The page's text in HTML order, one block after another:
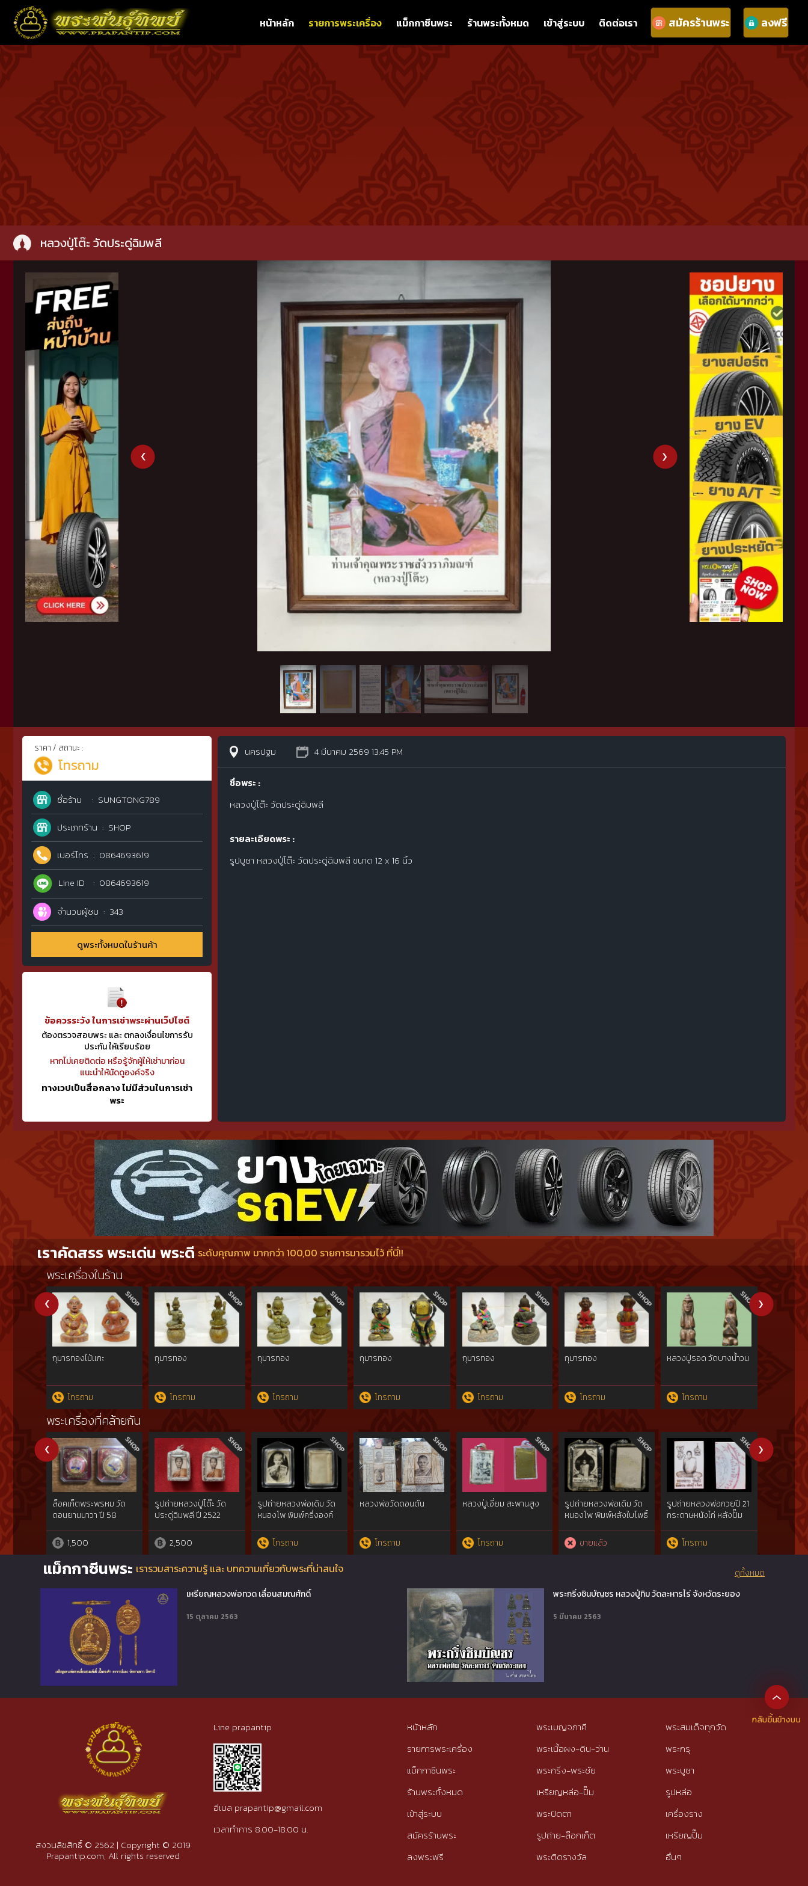
หน้าหลัก รายการพระเครื่อง แม็กกาซีนพระ ร้านพระทั้งหมด เข้าสู่ระบบ ติดต่อเรา สมัครร้านพระ ลงฟรี
หลวงปู่โต๊ะ วัดประดู่ฉิมพลี
ราคา / สถานะ :
โทรถาม
ชื่อร้าน
SUNGTONG789
ประเภทร้าน
SHOP
เบอร์โทร
0864693619
Line ID
0864693619
จำนวนผู้ชม 343
ดูพระทั้งหมดในร้านค้า
ข้อควรระวัง ในการเช่าพระผ่านเว็ปไซต์
ต้องตรวจสอบพระ และ ตกลงเงื่อนไขการรับ
ประกัน ให้เรียบร้อย
หากไม่เคยติดต่อ หรือรู้จักผู้ให้เช่ามาก่อน
แนะนำให้นัดดูองค์จริง
ทางเวปเป็นสื่อกลาง ไม่มีส่วนในการเช่า
พระ
นครปฐม 4 มีนาคม 2569 13:45 PM
ชื่อพระ :
หลวงปู่โต๊ะ วัดประดู่ฉิมพลี
รายละเอียดพระ :
รูปบูชา หลวงปู่โต๊ะ วัดประดู่ฉิมพลี ขนาด 12 x 16 นิ้ว
เราคัดสรร พระเด่น พระดี ระดับคุณภาพ มากกว่า 100,00 รายการมารวมไว้ ที่นี่!!
พระเครื่องในร้าน
กุมารทองไม้เเกะ
โทรถาม
กุมารทอง
โทรถาม
กุมารทอง
โทรถาม
กุมารทอง
โทรถาม
กุมารทอง
โทรถาม
กุมารทอง
โทรถาม
หลวงปู่รอด วัดบางน้ำวน
โทรถาม โทรถ
พระเครื่องที่คล้ายกัน
ล็อคเก็ตพระพรหม วัด
ดอนยานนาวา ปี 58
1,500
รูปถ่ายหลวงปู่โต๊ะ วัด
ประดู่ฉิมพลี ปี 2522
2,500
รูปถ่ายหลวงพ่อเดิม วัด
หนองโพ พิมพ์ครึ่งองค์
โทรถาม
หลวงพ่อวัดดอนตัน
โทรถาม
หลวงปู่เอี่ยม สะพานสูง
โทรถาม
รูปถ่ายหลวงพ่อเดิม วัด
หนองโพ พิมพ์หลังใบโพธิ์
ขายแล้ว
รูปถ่ายหลวงพ่อกวยปี 21
กระดาษหนังไก่ หลังปั๊ม
โทรถาม
หนองโพ
พระโ
แม็กกาซีนพระ เรารวมสาระความรู้ และ บทความเกี่ยวกับพระที่น่าสนใจ
เหรียญหลวงพ่อทวด เลื่อนสมณศักดิ์
15 ตุลาคม 2563
พระกริ่งชินบัญชร หลวงปู่ทิม วัดละหารไร่ จังหวัดระยอง
5 มีนาคม 2563
ดูทั้งหมด
สงวนลิขสิทธิ์ © 2562 | Copyright © 2019
Prapantip.com, All rights reserved
Line prapantip
อีเมล prapantip@gmail.com
เวลาทำการ 8.00-18.00 น.
หน้าหลัก
รายการพระเครื่อง
แม็กกาซีนพระ
ร้านพระทั้งหมด
เข้าสู่ระบบ
สมัครร้านพระ
ลงพระฟรี
พระเบญจภาคี
พระเนื้อผง-ดิน-ว่าน
พระกริ่ง-พระชัย
เหรียญหล่อ-ปั๊ม
พระปิดตา
รูปถ่าย-ล๊อกเก็ต
พระติดรางวัล
พระสมเด็จทุกวัด
พระกรุ
พระบูชา
รูปหล่อ
เครื่องราง
เหรียญปั๊ม
อื่นๆ